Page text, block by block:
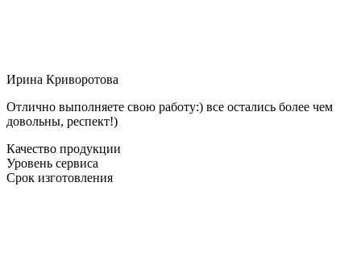
Ирина Криворотова
Отлично выполняете свою работу:) все остались более чем
довольны, респект!)
Качество продукции
Уровень сервиса
Срок изготовления